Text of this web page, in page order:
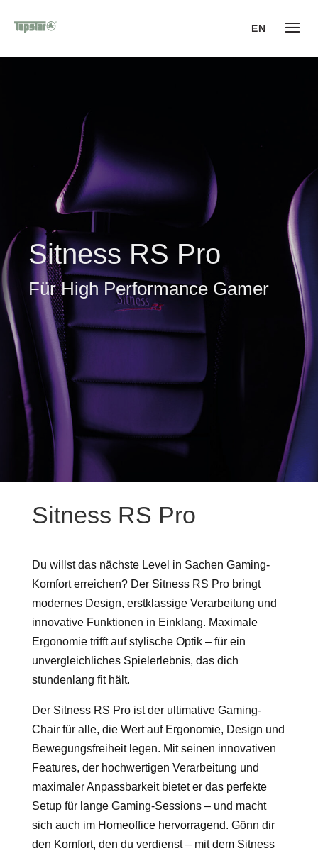
EN
Sitness RS Pro
Für High Performance Gamer
Sitness RS Pro
Du willst das nächste Level in Sachen Gaming-
Komfort erreichen? Der Sitness RS Pro bringt
modernes Design, erstklassige Verarbeitung und
innovative Funktionen in Einklang. Maximale
Ergonomie trifft auf stylische Optik – für ein
unvergleichliches Spielerlebnis, das dich
stundenlang fit hält.
Der Sitness RS Pro ist der ultimative Gaming-
Chair für alle, die Wert auf Ergonomie, Design und
Bewegungsfreiheit legen. Mit seinen innovativen
Features, der hochwertigen Verarbeitung und
maximaler Anpassbarkeit bietet er das perfekte
Setup für lange Gaming-Sessions – und macht
sich auch im Homeoffice hervorragend. Gönn dir
den Komfort, den du verdienst – mit dem Sitness